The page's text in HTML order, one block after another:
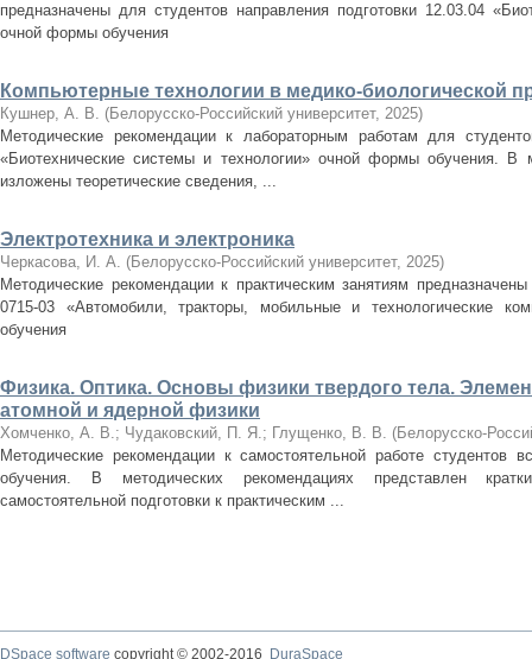
предназначены для студентов направления подготовки 12.03.04
очной формы обучения
Компьютерные технологии в медико-биологической
Кушнер, А. В. (Белорусско-Российский университет, 2025)
Методические рекомендации к лабораторным работам для
«Биотехнические системы и технологии» очной формы обучения. В
изложены теоретические сведения, ...
Электротехника и электроника
Черкасова, И. А. (Белорусско-Российский университет, 2025)
Методические рекомендации к практическим занятиям
0715-03 «Автомобили, тракторы, мобильные и технологические
обучения
Физика. Оптика. Основы физики твердого тела.
атомной и ядерной физики
Хомченко, А. В.; Чудаковский, П. Я.; Глущенко, В. В. (Белорусско-
Методические рекомендации к самостоятельной работе студентов
обучения. В методических рекомендациях представлен
самостоятельной подготовки к практическим ...
DSpace software copyright © 2002-2016 DuraSpace